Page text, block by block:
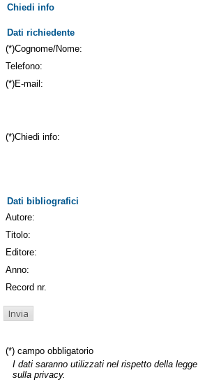
Chiedi info
Dati richiedente
(*)Cognome/Nome:
Telefono:
(*)E-mail:
(*)Chiedi info:
Dati bibliografici
Autore:
Titolo:
Editore:
Anno:
Record nr.
(*) campo obbligatorio
I dati saranno utilizzati nel rispetto della legge
sulla privacy.